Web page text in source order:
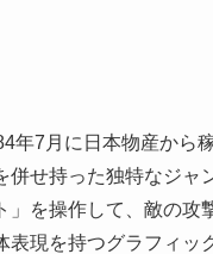
年7月に日本物産から
せ持った独特なジ
を操作して、敵の
現を持つグラフィ